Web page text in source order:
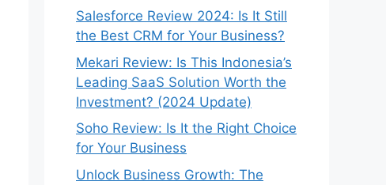
Salesforce Review 2024: Is It Still
the Best CRM for Your Business?
Mekari Review: Is This Indonesia’s
Leading SaaS Solution Worth the
Investment? (2024 Update)
Soho Review: Is It the Right Choice
for Your Business
Unlock Business Growth: The